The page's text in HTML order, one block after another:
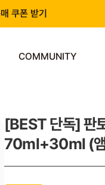
쿠폰 받기
COMMUNITY
[BEST 단독] 판
70ml+30ml (앰